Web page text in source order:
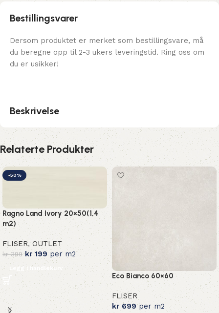
Bestillingsvarer
Dersom produktet er merket som bestillingsvare, må
du beregne opp til 2-3 ukers leveringstid. Ring oss om
du er usikker!
Beskrivelse
Relaterte Produkter
-50%
Ragno Land Ivory 20×50(1,4
m2)
FLISER,OUTLET
kr399 kr199per m2
Legg i handlekurv
Eco Bianco 60×60
FLISER
kr 699per m2